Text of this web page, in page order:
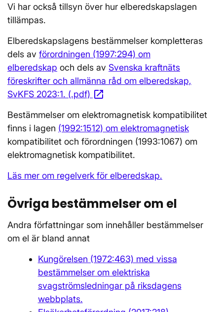
Vi har också tillsyn över hur elberedskapslagen
tillämpas.
Elberedskapslagens bestämmelser kompletteras
dels av förordningen (1997:294) om
elberedskap och dels av Svenska kraftnäts
föreskrifter och allmänna råd om elberedskap,
SvKFS 2023:1. (.pdf) open_in_new
Bestämmelser om elektromagnetisk kompatibilitet
finns i lagen (1992:1512) om elektromagnetisk
kompatibilitet och förordningen (1993:1067) om
elektromagnetisk kompatibilitet.
Läs mer om regelverk för elberedskap.
Övriga bestämmelser om el
Andra författningar som innehåller bestämmelser
om el är bland annat
Kungörelsen (1972:463) med vissa
bestämmelser om elektriska
svagströmsledningar på riksdagens
webbplats.